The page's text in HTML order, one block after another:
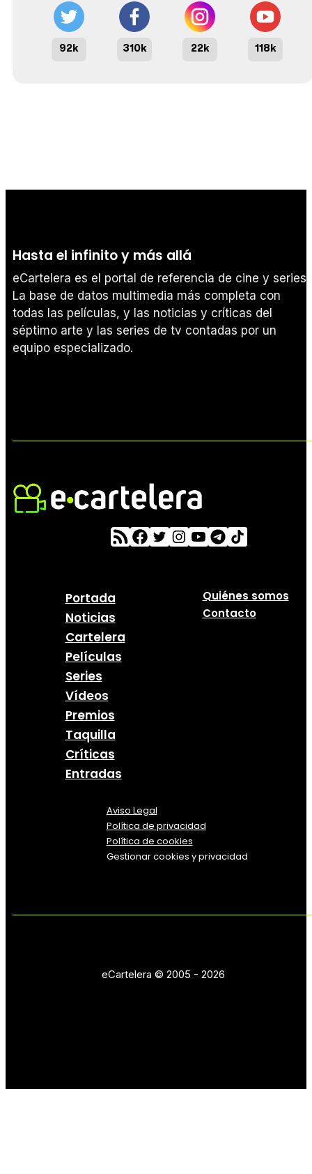
92k 310k 22k 118k
Hasta el infinito y más allá
eCartelera es el portal de referencia de cine y series.
La base de datos multimedia más completa con
todas las películas, y las noticias y críticas del
séptimo arte y las series de tv contadas por un
equipo especializado.
Portada
Noticias
Cartelera
Películas
Series
Vídeos
Premios
Taquilla
Críticas
Entradas
Quiénes somos
Contacto
Aviso Legal
Política de privacidad
Política de cookies
Gestionar cookies y privacidad
eCartelera © 2005 - 2026